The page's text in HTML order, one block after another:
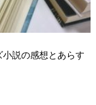
説の感想とあらす